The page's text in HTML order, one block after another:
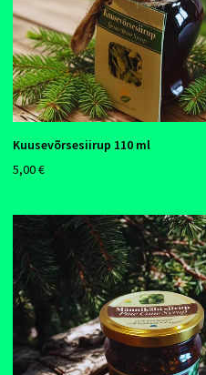
Kuusevõrsesiirup 110 ml
5,00 €